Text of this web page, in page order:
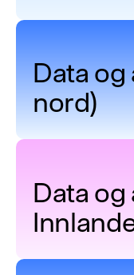
Data og
nord)
Data og analyse
Data og
Data og analyse
eHelse Midt-Nord